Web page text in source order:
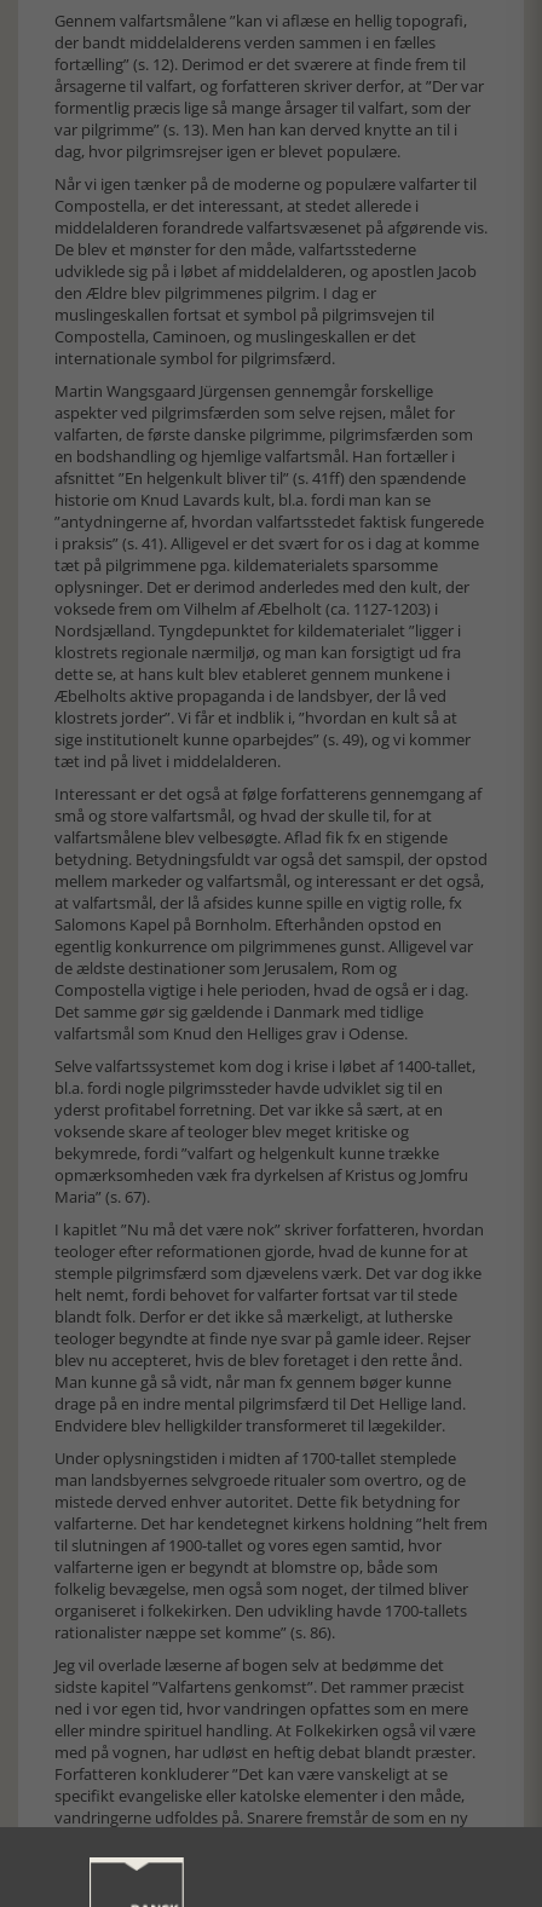
Gennem valfartsmålene ”kan vi aflæse en hellig topografi,
der bandt middelalderens verden sammen i en fælles
fortælling” (s. 12). Derimod er det sværere at finde frem til
årsagerne til valfart, og forfatteren skriver derfor, at ”Der var
formentlig præcis lige så mange årsager til valfart, som der
var pilgrimme” (s. 13). Men han kan derved knytte an til i
dag, hvor pilgrimsrejser igen er blevet populære.
Når vi igen tænker på de moderne og populære valfarter til
Compostella, er det interessant, at stedet allerede i
middelalderen forandrede valfartsvæsenet på afgørende vis.
De blev et mønster for den måde, valfartsstederne
udviklede sig på i løbet af middelalderen, og apostlen Jacob
den Ældre blev pilgrimmenes pilgrim. I dag er
muslingeskallen fortsat et symbol på pilgrimsvejen til
Compostella, Caminoen, og muslingeskallen er det
internationale symbol for pilgrimsfærd.
Martin Wangsgaard Jürgensen gennemgår forskellige
aspekter ved pilgrimsfærden som selve rejsen, målet for
valfarten, de første danske pilgrimme, pilgrimsfærden som
en bodshandling og hjemlige valfartsmål. Han fortæller i
afsnittet ”En helgenkult bliver til” (s. 41ff) den spændende
historie om Knud Lavards kult, bl.a. fordi man kan se
”antydningerne af, hvordan valfartsstedet faktisk fungerede
i praksis” (s. 41). Alligevel er det svært for os i dag at komme
tæt på pilgrimmene pga. kildematerialets sparsomme
oplysninger. Det er derimod anderledes med den kult, der
voksede frem om Vilhelm af Æbelholt (ca. 1127-1203) i
Nordsjælland. Tyngdepunktet for kildematerialet ”ligger i
klostrets regionale nærmiljø, og man kan forsigtigt ud fra
dette se, at hans kult blev etableret gennem munkene i
Æbelholts aktive propaganda i de landsbyer, der lå ved
klostrets jorder”. Vi får et indblik i, ”hvordan en kult så at
sige institutionelt kunne oparbejdes” (s. 49), og vi kommer
tæt ind på livet i middelalderen.
Interessant er det også at følge forfatterens gennemgang af
små og store valfartsmål, og hvad der skulle til, for at
valfartsmålene blev velbesøgte. Aflad fik fx en stigende
betydning. Betydningsfuldt var også det samspil, der opstod
mellem markeder og valfartsmål, og interessant er det også,
at valfartsmål, der lå afsides kunne spille en vigtig rolle, fx
Salomons Kapel på Bornholm. Efterhånden opstod en
egentlig konkurrence om pilgrimmenes gunst. Alligevel var
de ældste destinationer som Jerusalem, Rom og
Compostella vigtige i hele perioden, hvad de også er i dag.
Det samme gør sig gældende i Danmark med tidlige
valfartsmål som Knud den Helliges grav i Odense.
Selve valfartssystemet kom dog i krise i løbet af 1400-tallet,
bl.a. fordi nogle pilgrimssteder havde udviklet sig til en
yderst profitabel forretning. Det var ikke så sært, at en
voksende skare af teologer blev meget kritiske og
bekymrede, fordi ”valfart og helgenkult kunne trække
opmærksomheden væk fra dyrkelsen af Kristus og Jomfru
Maria” (s. 67).
I kapitlet ”Nu må det være nok” skriver forfatteren, hvordan
teologer efter reformationen gjorde, hvad de kunne for at
stemple pilgrimsfærd som djævelens værk. Det var dog ikke
helt nemt, fordi behovet for valfarter fortsat var til stede
blandt folk. Derfor er det ikke så mærkeligt, at lutherske
teologer begyndte at finde nye svar på gamle ideer. Rejser
blev nu accepteret, hvis de blev foretaget i den rette ånd.
Man kunne gå så vidt, når man fx gennem bøger kunne
drage på en indre mental pilgrimsfærd til Det Hellige land.
Endvidere blev helligkilder transformeret til lægekilder.
Under oplysningstiden i midten af 1700-tallet stemplede
man landsbyernes selvgroede ritualer som overtro, og de
mistede derved enhver autoritet. Dette fik betydning for
valfarterne. Det har kendetegnet kirkens holdning ”helt frem
til slutningen af 1900-tallet og vores egen samtid, hvor
valfarterne igen er begyndt at blomstre op, både som
folkelig bevægelse, men også som noget, der tilmed bliver
organiseret i folkekirken. Den udvikling havde 1700-tallets
rationalister næppe set komme” (s. 86).
Jeg vil overlade læserne af bogen selv at bedømme det
sidste kapitel ”Valfartens genkomst”. Det rammer præcist
ned i vor egen tid, hvor vandringen opfattes som en mere
eller mindre spirituel handling. At Folkekirken også vil være
med på vognen, har udløst en heftig debat blandt præster.
Forfatteren konkluderer ”Det kan være vanskeligt at se
specifikt evangeliske eller katolske elementer i den måde,
vandringerne udfoldes på. Snarere fremstår de som en ny
individuelt definerede horisont” (s. 99).